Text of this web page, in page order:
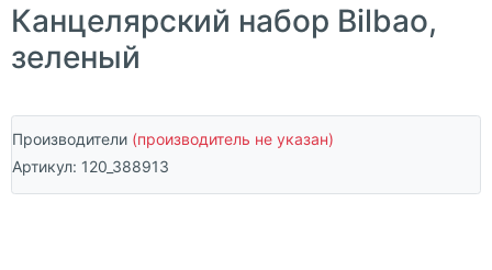
Канцелярский набор Bilbao,
зеленый
Производители (производитель не указан)
Артикул: 120_388913